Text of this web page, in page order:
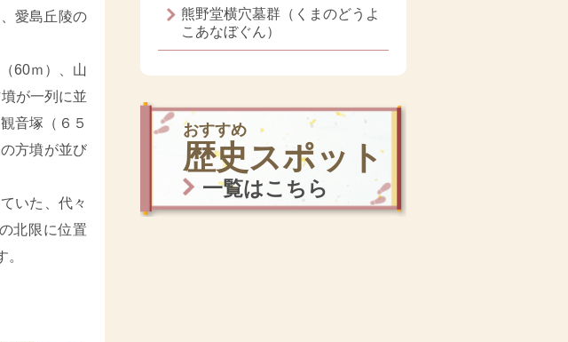
愛島丘陵の
60ｍ）、山
が一列に並
音塚（６５
方墳が並び
いた、代々
北限に位置
熊野堂横穴墓群（くまのどうよ
こあなぼぐん）
おすすめ
歴史スポット
一覧はこちら